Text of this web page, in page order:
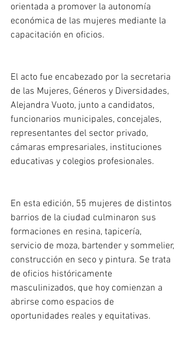
orientada a promover la autonomía
económica de las mujeres mediante la
capacitación en oficios.
El acto fue encabezado por la secretaria
de las Mujeres, Géneros y Diversidades,
Alejandra Vuoto, junto a candidatos,
funcionarios municipales, concejales,
representantes del sector privado,
cámaras empresariales, instituciones
educativas y colegios profesionales.
En esta edición, 55 mujeres de distintos
barrios de la ciudad culminaron sus
formaciones en resina, tapicería,
servicio de moza, bartender y sommelier,
construcción en seco y pintura. Se trata
de oficios históricamente
masculinizados, que hoy comienzan a
abrirse como espacios de
oportunidades reales y equitativas.